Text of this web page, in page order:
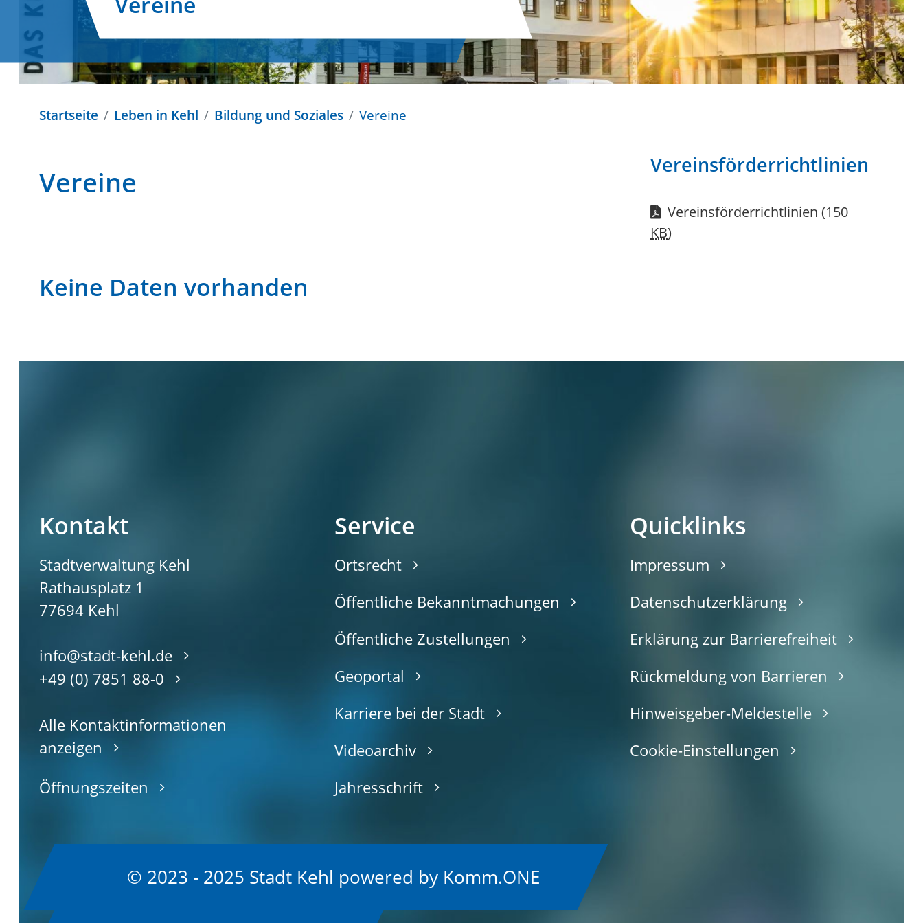
Startseite Leben in Kehl Bildung und Soziales Vereine
Vereine
Keine Daten vorhanden
Vereinsförderrichtlinien
Vereinsförderrichtlinien (150
KB)
Kontakt
Stadtverwaltung Kehl
Rathausplatz 1
77694 Kehl
info@stadt-kehl.de
+49 (0) 7851 88-0
Alle Kontaktinformationen
anzeigen
Öffnungszeiten
Service
Ortsrecht
Öffentliche Bekanntmachungen
Öffentliche Zustellungen
Geoportal
Karriere bei der Stadt
Videoarchiv
Jahresschrift
Quicklinks
Impressum
Datenschutzerklärung
Erklärung zur Barrierefreiheit
Rückmeldung von Barrieren
Hinweisgeber-Meldestelle
Cookie-Einstellungen
© 2023 - 2025 Stadt Kehl powered by Komm.ONE